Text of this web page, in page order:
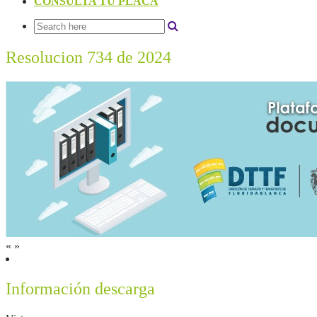
Resolucion 734 de 2024
« »
Información descarga